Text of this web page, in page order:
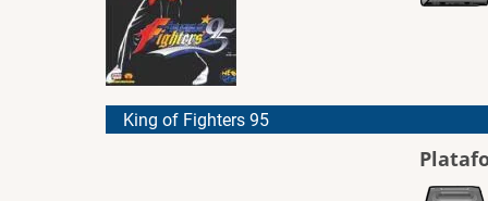
King of Fighters 95